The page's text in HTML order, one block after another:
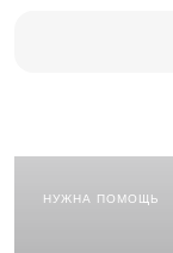
НУЖНА ПОМОЩЬ